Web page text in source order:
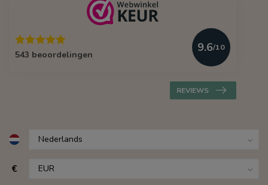
543 beoordelingen
9.6/10
REVIEWS
€